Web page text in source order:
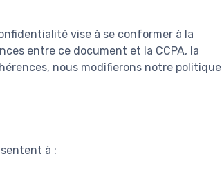
vise à se conformer à la
entre ce document et la CCPA, la
nous modifierons notre politique
à :